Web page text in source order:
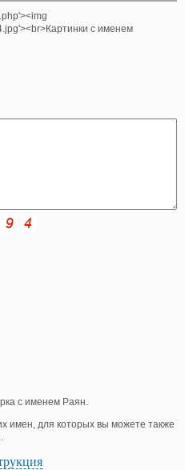
с именем
с именем Раян.
имен, для которых вы можете также